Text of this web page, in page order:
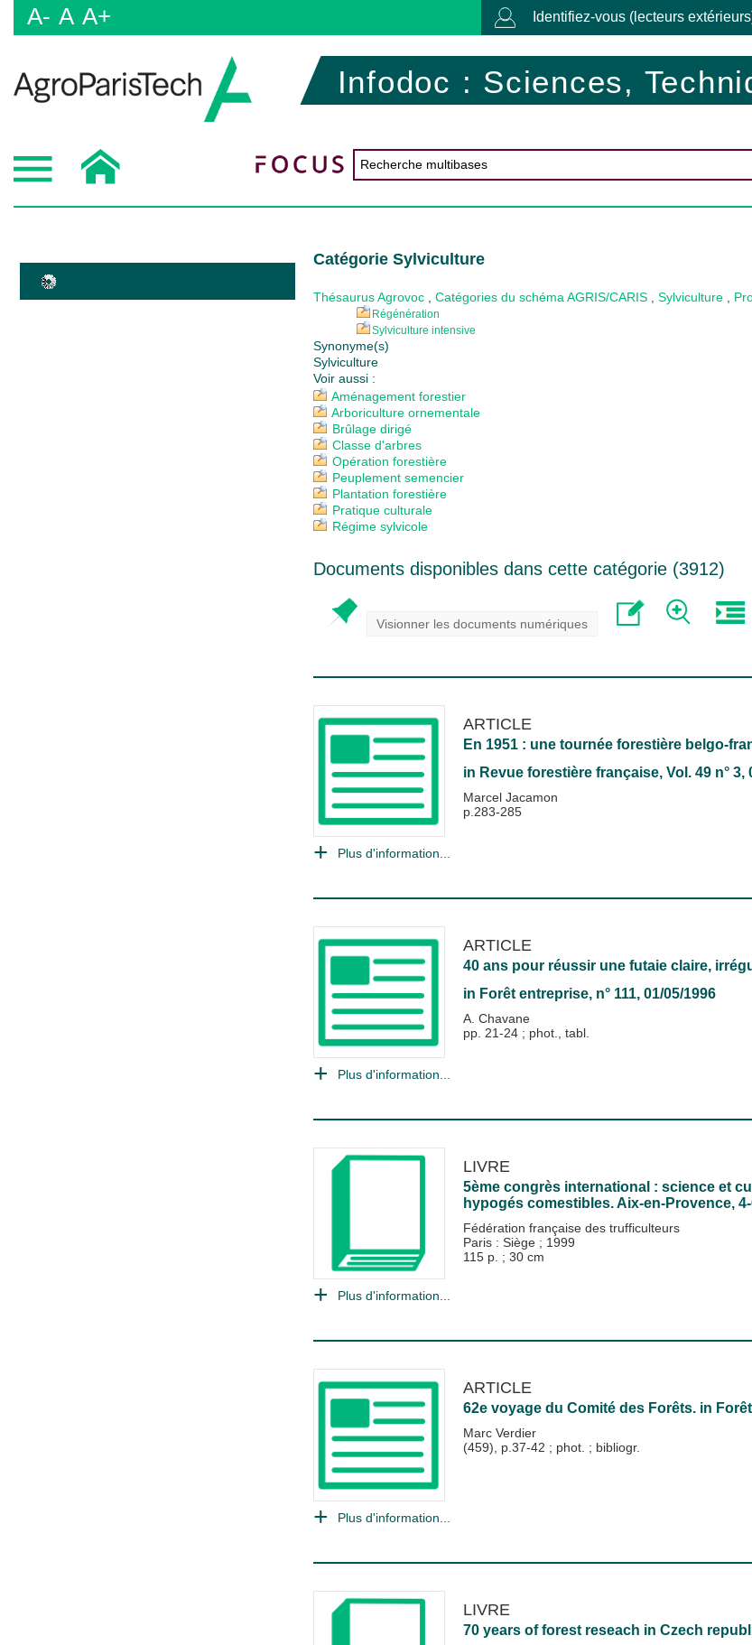
A- A A+ Identifiez-vous (lecteurs
Infodoc : Sciences,
Catégorie Sylviculture
Thésaurus Agrovoc Catégories du schéma AGRIS/CARIS Sylviculture
Régénération
Sylviculture intensive
Synonyme(s)
Sylviculture
Voir aussi :
Aménagement forestier
Arboriculture ornementale
Brûlage dirigé
Classe d'arbres
Opération forestière
Peuplement semencier
Plantation forestière
Pratique culturale
Régime sylvicole
Documents disponibles dans cette catégorie (3912)
Visionner les documents numériques
ARTICLE
En 1951 : une tournée forestière belgo-
in Revue forestière française, Vol. 49 n° 3,
Marcel Jacamon
p.283-285
Plus d'information...
ARTICLE
40 ans pour réussir une futaie claire,
in Forêt entreprise, n° 111, 01/05/1996
A. Chavane
pp. 21-24 ; phot., tabl.
Plus d'information...
LIVRE
5ème congrès international : science et
hypogés comestibles. Aix-en-Provence,
Fédération française des trufficulteurs
Paris : Siège ; 1999
115 p. ; 30 cm
Plus d'information...
ARTICLE
62e voyage du Comité des Forêts. in
Marc Verdier
(459), p.37-42 ; phot. ; bibliogr.
Plus d'information...
LIVRE
70 years of forest reseach in Czech